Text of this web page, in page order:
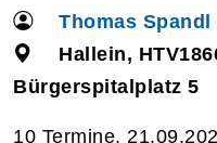
Thomas Spandl
Hallein,
Bürgerspitalplatz 5
10 Termine,